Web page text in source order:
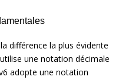
différence la plus évidente
une notation décimale
adopte une notation